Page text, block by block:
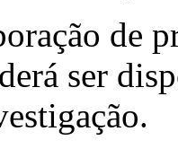
de
ser